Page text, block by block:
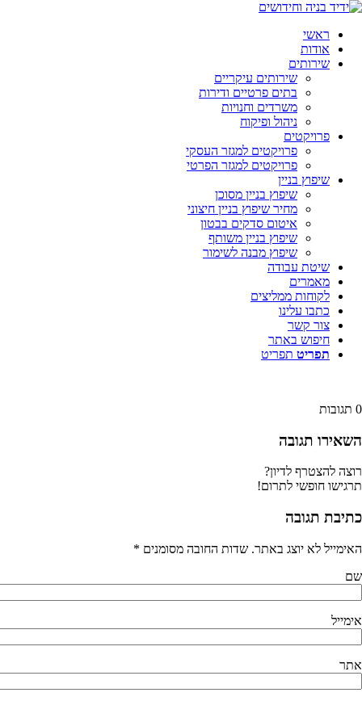
ראשי
אודות
שירותים
שירותים עיקריים
בתים פרטיים ודירות
משרדים וחנויות
ניהול ופיקוח
פרויקטים
פרויקטים למגזר העסקי
פרויקטים למגזר הפרטי
שיפוץ בניין
שיפוץ בניין מסוכן
מחיר שיפוץ בניין חיצוני
איטום סדקים בבטון
שיפוץ בניין משותף
שיפוץ מבנה לשימור
שיטת עבודה
מאמרים
לקוחות ממליצים
כתבו עלינו
צור קשר
חיפוש באתר
תפריט תפריט
תגובות
תגובה
להצטרף לדיון?
חופשי לתרום!
תגובה
לא יוצג באתר. שדות החובה מסומנים*